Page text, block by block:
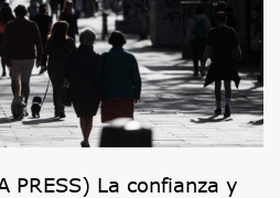
PRESS) La confianza y